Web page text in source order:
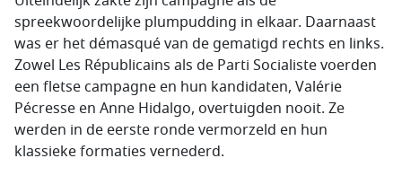
spreekwoordelijke plumpudding in elkaar. Daarnaast
was er het démasquévan de gematigd rechts en links.
Zowel Les Républicains als de Parti Socialistevoerden
een fletse campagne en hun kandidaten, Valérie
Pécresse en Anne Hidalgo, overtuigden nooit. Ze
werden in de eerste ronde vermorzeld en hun
klassieke formaties vernederd.